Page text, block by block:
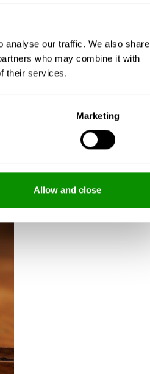
analyse our traffic. We also share
who may combine it with
their services.
Marketing
Allow and close